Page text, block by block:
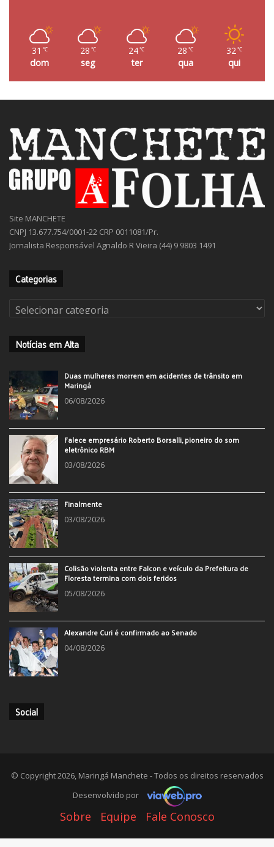
31 ℃
dom
28 ℃
seg
24℃
ter
28 ℃
qua
32℃
qui
Site MANCHETE
CNPJ 13.677.754/0001-22 CRP 0011081/Pr.
Jornalista Responsável Agnaldo R Vieira (44) 9 9803 1491
Categorias
Categorias
Notícias em Alta
Duas mulheres morrem em acidentes de trânsito em
Maringá
06/08/2026
Falece empresário Roberto Borsalli, pioneiro do som
eletrônico RBM
03/08/2026
Finalmente
03/08/2026
Colisão violenta entre Falcon e veículo da Prefeitura de
Floresta termina com dois feridos
05/08/2026
Alexandre Curi é confirmado ao Senado
04/08/2026
Social
© Copyright 2026, Maringá Manchete - Todos os direitos reservados
Desenvolvido por
Sobre Equipe Fale Conosco